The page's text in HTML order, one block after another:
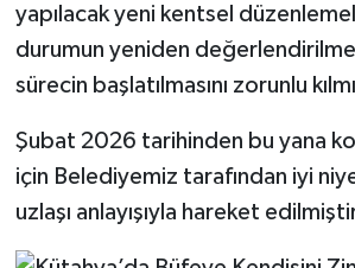
yapılacak yeni kentsel
durumun yeniden
sürecin başlatılmasını zorunlu
Şubat 2026 tarihinden bu yana
için Belediyemiz tarafından iyi
uzlaşı anlayışıyla hareket